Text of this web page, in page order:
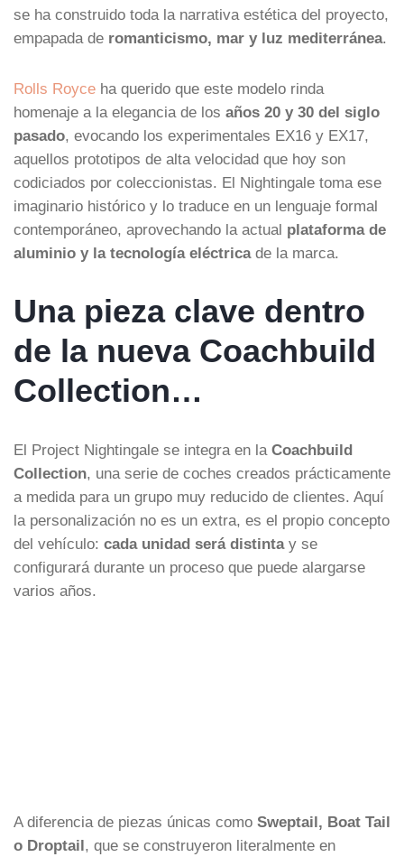
se ha construido toda la narrativa estética del proyecto,
empapada de romanticismo, mar y luz mediterránea.
Rolls Royce ha querido que este modelo rinda
homenaje a la elegancia de los años 20 y 30 del siglo
pasado, evocando los experimentales EX16 y EX17,
aquellos prototipos de alta velocidad que hoy son
codiciados por coleccionistas. El Nightingale toma ese
imaginario histórico y lo traduce en un lenguaje formal
contemporáneo, aprovechando la actual plataforma de
aluminio y la tecnología eléctricade la marca.
Una pieza clave dentro
de la nueva Coachbuild
Collection…
El Project Nightingale se integra en la Coachbuild
Collection, una serie de coches creados prácticamente
a medida para un grupo muy reducido de clientes. Aquí
la personalización no es un extra, es el propio concepto
del vehículo: cada unidad será distintay se
configurará durante un proceso que puede alargarse
varios años.
A diferencia de piezas únicas como Sweptail, Boat Tail
o Droptail, que se construyeron literalmente en